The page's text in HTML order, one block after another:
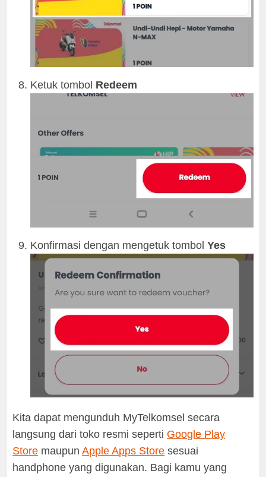
Ketuk tombol Redeem
Konfirmasi dengan mengetuk tombolYes
Kita dapat mengunduh MyTelkomsel secara
langsung dari toko resmi seperti Google Play
Store maupunApple Apps Store sesuai
handphone yang digunakan. Bagi kamu yang